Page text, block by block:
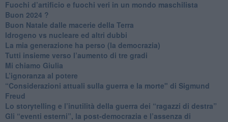
​Fuochi d’artificio e fuochi veri in un mondo maschilista
Buon 2024 ?
​Buon Natale dalle macerie della Terra
​Idrogeno vs nucleare ed altri dubbi
​La mia generazione ha perso (la democrazia)
​Tutti insieme verso l’aumento di tre gradi
Mi chiamo Giulia
L’ignoranza al potere
​“Considerazioni attuali sulla guerra e la morte" di Sigmund
Freud
​Lo storytelling e l’inutilità della guerra dei “ragazzi di destra”
​Gli “eventi esterni”, la post-democrazia e l’assenza di